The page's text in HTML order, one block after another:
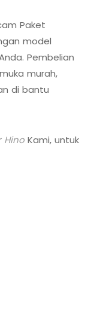
Paket
model
Pembelian
murah,
di bantu
Hino Kami, untuk